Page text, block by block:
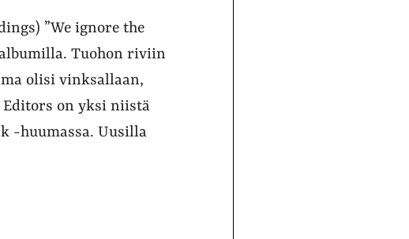
”We ignore the
Tuohon riviin
olisi vinksallaan,
Editors on yksi niistä
-huumassa. Uusilla